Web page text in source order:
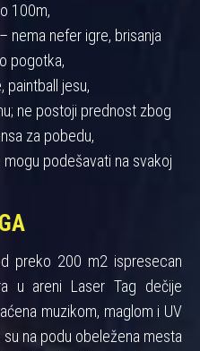
100m,
nema nefer igre, brisanja
pogotka,
paintball jesu,
ne postoji prednost zbog
za pobedu,
podešavati na svakoj
preko 200 m2 ispresecan
u areni Laser Tag dečije
muzikom, maglom i UV
na podu obeležena mesta